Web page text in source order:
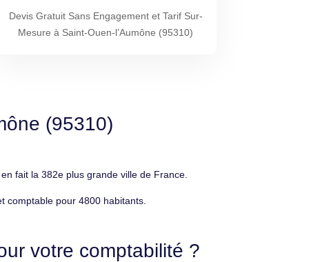
Devis Gratuit Sans Engagement et Tarif Sur-
Mesure à Saint-Ouen-l’Aumône (95310)
(95310)
fait la 382e plus grande ville de France.
comptable pour 4800 habitants.
votre comptabilité ?